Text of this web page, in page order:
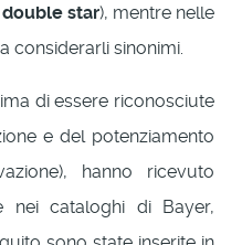
double star), mentre nelle
considerarli sinonimi.
di essere riconosciute
e del potenziamento
hanno ricevuto
nei cataloghi di Bayer,